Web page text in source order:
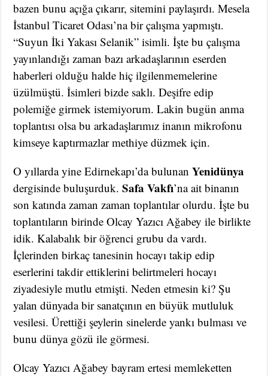
bazen bunu açığa çıkarır, sitemini paylaşırdı. Mesela
İstanbul Ticaret Odası’na bir çalışma yapmıştı.
“Suyun İki Yakası Selanik” isimli. İşte bu çalışma
yayınlandığı zaman bazı arkadaşlarının eserden
haberleri olduğu halde hiç ilgilenmemelerine
üzülmüştü. İsimleri bizde saklı. Deşifre edip
polemiğe girmek istemiyorum. Lakin bugün anma
toplantısı olsa bu arkadaşlarımız inanın mikrofonu
kimseye kaptırmazlar methiye düzmek için.
O yıllarda yine Edirnekapı’da bulunanYenidünya
dergisinde buluşurduk.Safa Vakfı’na ait binanın
son katında zaman zaman toplantılar olurdu. İşte bu
toplantıların birinde Olcay Yazıcı Ağabey ile birlikte
idik. Kalabalık bir öğrenci grubu da vardı.
İçlerinden birkaç tanesinin hocayı takip edip
eserlerini takdir ettiklerini belirtmeleri hocayı
ziyadesiyle mutlu etmişti. Neden etmesin ki? Şu
yalan dünyada bir sanatçının en büyük mutluluk
vesilesi. Ürettiği şeylerin sinelerde yankı bulması ve
bunu dünya gözü ile görmesi.
Olcay Yazıcı Ağabey bayram ertesi memleketten